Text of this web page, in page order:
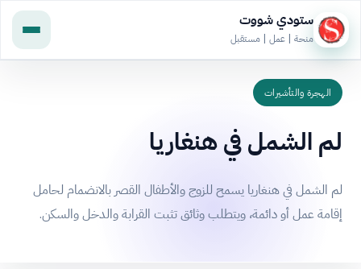
ستودي شووت
منحة | عمل | مستقبل
الهجرة والتأشيرات
لم الشمل في هنغاريا
لم الشمل في هنغاريا يسمح للزوج والأطفال القصر بالانضمام لحامل
إقامة عمل أو دائمة، ويتطلب وثائق تثبت القرابة والدخل والسكن.